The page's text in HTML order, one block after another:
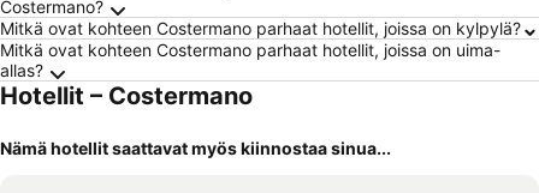
Costermano?
Mitkä ovat kohteen Costermano parhaat hotellit, joissa on kylpylä?
Mitkä ovat kohteen Costermano parhaat hotellit, joissa on uima-
allas?
Hotellit – Costermano
Nämä hotellit saattavat myös kiinnostaa sinua...